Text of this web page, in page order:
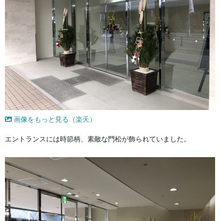
画像をもっと見る（楽天）
エントランスには時節柄、素敵な門松が飾られていました。